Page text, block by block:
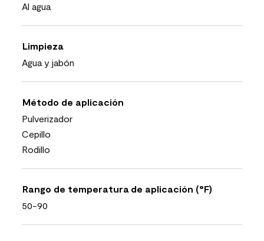
Al agua
Limpieza
Agua y jabón
Método de aplicación
Pulverizador
Cepillo
Rodillo
Rango de temperatura de aplicación (°F)
50-90